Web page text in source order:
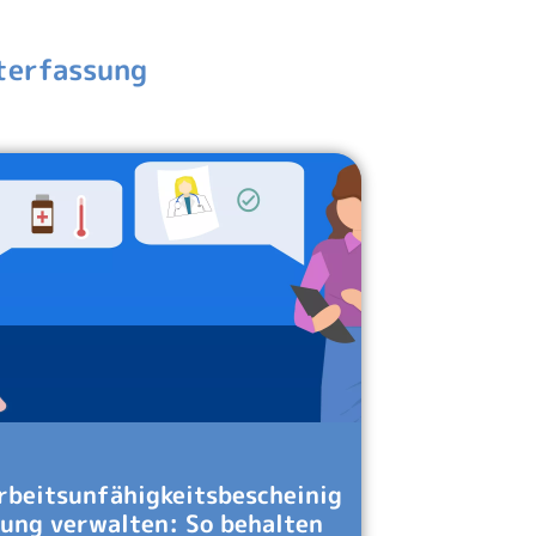
ung verwalten: So behalten